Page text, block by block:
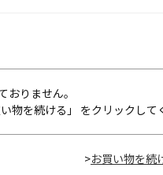
りません。
物を続ける」 をクリックして
>